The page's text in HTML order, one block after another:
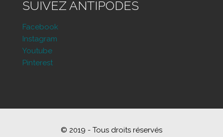
SUIVEZ ANTIPODES
Facebook
Instagram
Youtube
Pinterest
© 2019 - Tous droits réservés